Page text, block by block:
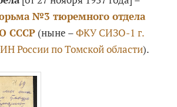
№3 тюремного отдела
СССР(ныне –ФКУ СИЗО-1 г.
России по Томской области).